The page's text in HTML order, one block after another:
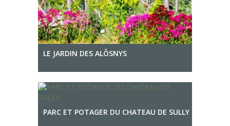
LE JARDIN DES ALÔSNYS
PARC ET POTAGER DU CHATEAU DE SULLY